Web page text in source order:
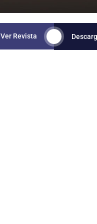
Ver Revista